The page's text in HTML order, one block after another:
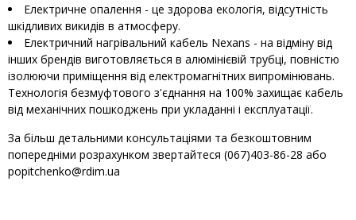
Електричне опалення - це здорова екологія, відсутність
шкідливих викидів в атмосферу.
Електричний нагрівальний кабель Nexans - на відміну від
інших брендів виготовляється в алюмінієвій трубці, повністю
ізолюючи приміщення від електромагнітних випромінювань.
Технологія безмуфтового з'єднання на 100% захищає кабель
від механічних пошкоджень при укладанні і експлуатації.
За більш детальними консультаціями та безкоштовним
попередніми розрахунком звертайтеся (067)403-86-28 або
popitchenko@rdim.ua